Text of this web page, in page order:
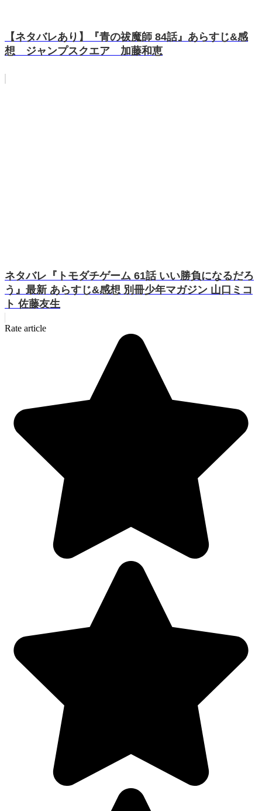
【ネタバレあり】『青の祓魔師 84話』あらすじ&感
想 ジャンプスクエア 加藤和恵
ネタバレ『トモダチゲーム 61話 いい勝負になるだろ
う』最新 あらすじ&感想 別冊少年マガジン 山口ミコ
ト 佐藤友生
Rate article